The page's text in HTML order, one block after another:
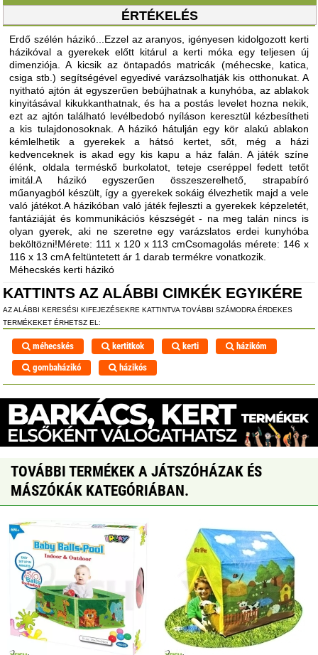
ÉRTÉKELÉS
Erdő szélén házikó...Ezzel az aranyos, igényesen kidolgozott kerti
házikóval a gyerekek előtt kitárul a kerti móka egy teljesen új
dimenziója. A kicsik az öntapadós matricák (méhecske, katica,
csiga stb.) segítségével egyedivé varázsolhatják kis otthonukat. A
nyitható ajtón át egyszerűen bebújhatnak a kunyhóba, az ablakok
kinyitásával kikukkanthatnak, és ha a postás levelet hozna nekik,
ezt az ajtón található levélbedobó nyíláson keresztül kézbesítheti
a kis tulajdonosoknak. A házikó hátulján egy kör alakú ablakon
kémlelhetik a gyerekek a hátsó kertet, sőt, még a házi
kedvenceknek is akad egy kis kapu a ház falán. A játék színe
élénk, oldala terméskő burkolatot, teteje cseréppel fedett tetőt
imitál.A házikó egyszerűen összeszerelhető, strapabíró
műanyagból készült, így a gyerekek sokáig élvezhetik majd a vele
való játékot.A házikóban való játék fejleszti a gyerekek képzeletét,
fantáziáját és kommunikációs készségét - na meg talán nincs is
olyan gyerek, aki ne szeretne egy varázslatos erdei kunyhóba
beköltözni!Mérete: 111 x 120 x 113 cmCsomagolás mérete: 146 x
116 x 13 cmA feltüntetett ár 1 darab termékre vonatkozik.
Méhecskés kerti házikó
KATTINTS AZ ALÁBBI CIMKÉK EGYIKÉRE
AZ ALÁBBI KERESÉSI KIFEJEZÉSEKRE KATTINTVA TOVÁBBI SZÁMODRA ÉRDEKES
TERMÉKEKET ÉRHETSZ EL:
méhecskés kertitkok kerti
házikóm
gombaházikó
házikós
TOVÁBBI TERMÉKEK A JÁTSZÓHÁZAK ÉS
MÁSZÓKÁK KATEGÓRIÁBAN.